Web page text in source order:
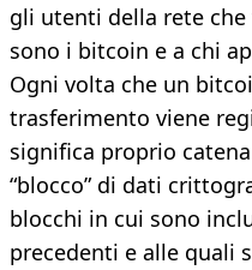
gli utenti della rete
sono i bitcoin e a chi
Ogni volta che un
trasferimento viene
significa proprio
“blocco” di dati
blocchi in cui sono
precedenti e alle quali